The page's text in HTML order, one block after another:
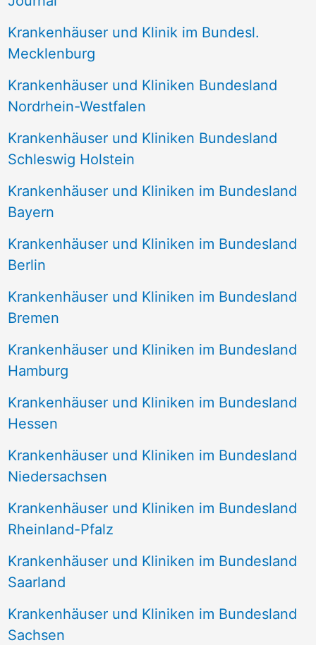
c
:
Krankenhäuser und Klinik im Bundesl.
Mecklenburg
Krankenhäuser und Kliniken Bundesland
Nordrhein-Westfalen
Krankenhäuser und Kliniken Bundesland
Schleswig Holstein
Krankenhäuser und Kliniken im Bundesland
Bayern
Krankenhäuser und Kliniken im Bundesland
Berlin
Krankenhäuser und Kliniken im Bundesland
Bremen
Krankenhäuser und Kliniken im Bundesland
Hamburg
Krankenhäuser und Kliniken im Bundesland
Hessen
Krankenhäuser und Kliniken im Bundesland
Niedersachsen
Krankenhäuser und Kliniken im Bundesland
Rheinland-Pfalz
Krankenhäuser und Kliniken im Bundesland
Saarland
Krankenhäuser und Kliniken im Bundesland
Sachsen